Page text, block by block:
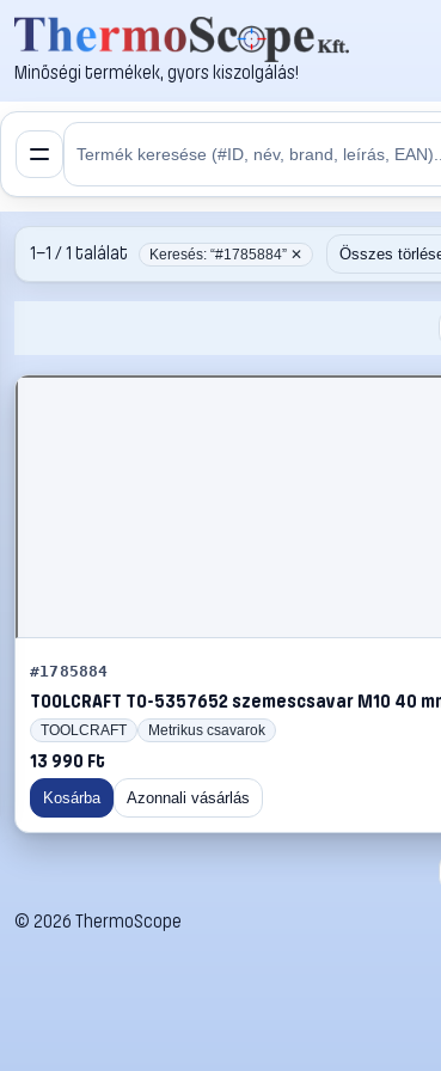
Minőségi termékek, gyors kiszolgálás!
1–1 / 1 találat Keresés: “#1785884” ✕ Összes
#1785884
TOOLCRAFT TO-5357652 szemescsavar M10 40
TOOLCRAFT Metrikus csavarok
13 990 Ft
Kosárba Azonnali vásárlás
© 2026 ThermoScope